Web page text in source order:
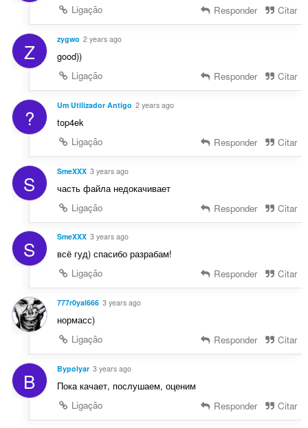
:
Ligação Responder Citar
Z zygwo 2 years ago
good))
Ligação
Responder Citar
? Um Utilizador Antigo 2 years ago
top4ek
Ligação
Responder Citar
S SmeXXX 3 years ago
часть файла недокачивает
Ligação
Responder Citar
S SmeXXX 3 years ago
всё гуд) спасибо разрабам!
Ligação
Responder Citar
777r0yal666 3 years ago
нормасс)
Ligação
Responder Citar
B Bypolyar 3 years ago
Пока качает, послушаем, оценим
Ligação
Responder Citar